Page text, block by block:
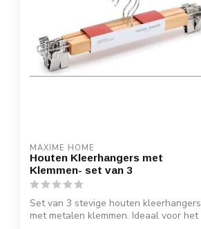
MAXIME HOME
Houten Kleerhangers met
Klemmen- set van 3
Set van 3 stevige houten kleerhangers
met metalen klemmen. Ideaal voor het